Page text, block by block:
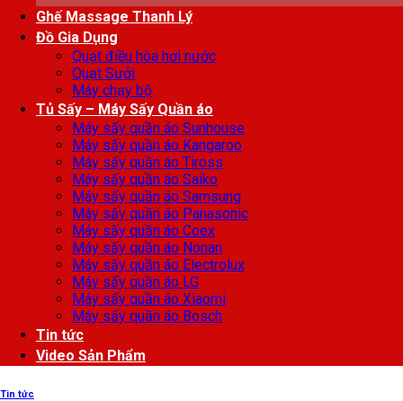
Ghế Massage Thanh Lý
Đồ Gia Dụng
Quạt điều hòa hơi nước
Quạt Sưởi
Máy chạy bộ
Tủ Sấy – Máy Sấy Quần áo
Máy sấy quần áo Sunhouse
Máy sấy quần áo Kangaroo
Máy sấy quần áo Tiross
Máy sấy quần áo Saiko
Máy sấy quần áo Samsung
Máy sấy quần áo Panasonic
Máy sấy quần áo Coex
Máy sấy quần áo Nonan
Máy sấy quần áo Electrolux
Máy sấy quần áo LG
Máy sấy quần áo Xiaomi
Máy sấy quần áo Bosch
Tin tức
Video Sản Phẩm
Tin tức